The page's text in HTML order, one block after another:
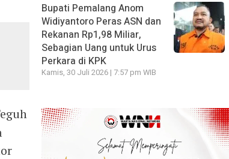
Bupati Pemalang Anom
Widiyantoro Peras ASN dan
Rekanan Rp1,98 Miliar,
Sebagian Uang untuk Urus
Perkara di KPK
Kamis, 30 Juli 2026 | 7:57 pm WIB